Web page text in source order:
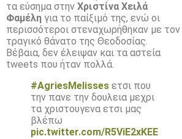
τα εύσημα στην Χριστίνα Χειλά
Φαμέλη για το παίξιμό της, ενώ οι
περισσότεροι στεναχωρήθηκαν με τον
τραγικό θάνατο της Θεοδοσίας.
Βέβαια, δεν έλειψαν και τα αστεία
tweets που ήταν πολλά.
#AgriesMelisses ετσι που
την πανε την δουλεια μεχρι
τα χριστουγενα ετσι μας
βλέπω
pic.twitter.com/R5ViE2xKEE